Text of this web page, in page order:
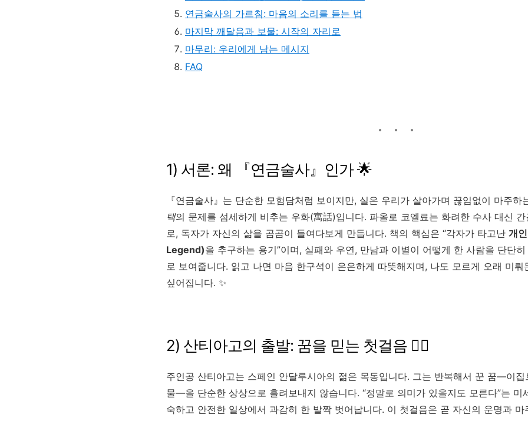
연금술사의 가르침: 마음의 소리를 듣는 법
마지막 깨달음과 보물: 시작의 자리로
마무리: 우리에게 남는 메시지
FAQ
1) 서론: 왜 『연금술사』인가 🌟
『연금술사』는 단순한 모험담처럼 보이지만, 실은 우리가 살아가며 끊임없이 마주하
택의 문제를 섬세하게 비추는 우화(寓話)입니다. 파올로 코엘료는 화려한 수사 대신
로, 독자가 자신의 삶을 곰곰이 들여다보게 만듭니다. 책의 핵심은 “각자가 타고난 개
Legend)을 추구하는 용기”이며, 실패와 우연, 만남과 이별이 어떻게 한 사람을 단단
로 보여줍니다. 읽고 나면 마음 한구석이 은은하게 따뜻해지며, 나도 모르게 오래 미
싶어집니다. ✨
2) 산티아고의 출발: 꿈을 믿는 첫걸음 🚶‍♂️
주인공 산티아고는 스페인 안달루시아의 젊은 목동입니다. 그는 반복해서 꾼 꿈—이
물—을 단순한 상상으로 흘려보내지 않습니다. “정말로 의미가 있을지도 모른다”는 미
숙하고 안전한 일상에서 과감히 한 발짝 벗어납니다. 이 첫걸음은 곧 자신의 운명과